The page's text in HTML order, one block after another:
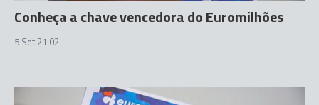
Conheça a chave vencedora do Euromilhões
5 Set 21:02